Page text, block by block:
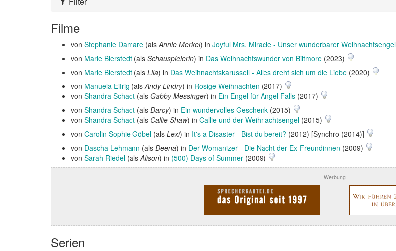
Filme
von Stephanie Damare (alsAnnie Merkel) in Joyful Mrs. Miracle - Unser wunderbarer Weihnachtsengel
von Marie Bierstedt (als Schauspielerin) in Das Weihnachtswunder von Biltmore (2023)
von Marie Bierstedt (als Lila) in Das Weihnachtskarussell - Alles dreht sich um die Liebe (2020)
von Manuela Eifrig (alsAndy Lindry) in Rosige Weihnachten (2017)
von Shandra Schadt (als Gabby Messinger) in Ein Engel für Angel Falls (2017)
von Shandra Schadt (als Darcy) in Ein wundervolles Geschenk (2015)
von Shandra Schadt (als Callie Shaw) in Callie und der Weihnachtsengel (2015)
von Carolin Sophie Göbel (als Lexi) in It's a Disaster - Bist du bereit? (2012) [Synchro (2014)]
von Dascha Lehmann (als Deena) in Der Womanizer - Die Nacht der Ex-Freundinnen (2009)
von Sarah Riedel (alsAlison) in (500) Days of Summer (2009)
Werbung
Serien